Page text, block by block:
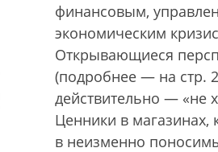
финансовым,
экономическим
Открывающиеся
(подробнее — на стр.
действительно — «не
Ценники в магазинах,
в неизменно